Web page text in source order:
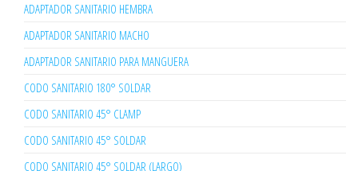
ADAPTADOR SANITARIO HEMBRA
ADAPTADOR SANITARIO MACHO
ADAPTADOR SANITARIO PARA MANGUERA
CODO SANITARIO 180° SOLDAR
CODO SANITARIO 45° CLAMP
CODO SANITARIO 45° SOLDAR
CODO SANITARIO 45° SOLDAR (LARGO)